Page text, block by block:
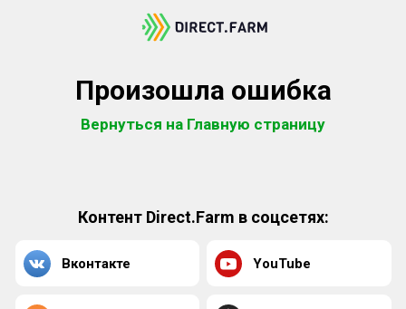
Произошла ошибка
Вернуться на Главную страницу
Контент Direct.Farm в соцсетях:
Вконтакте YouTube